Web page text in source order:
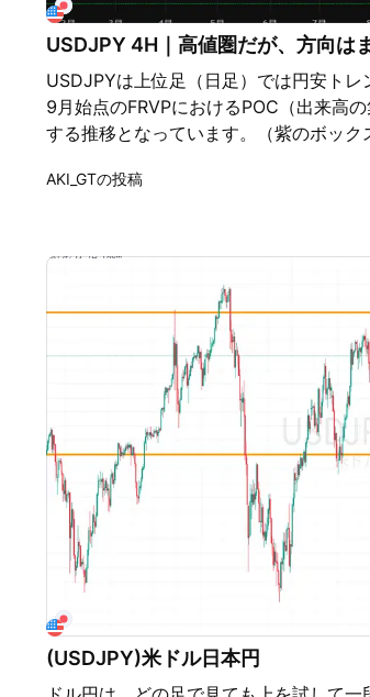
USDJPY 4H｜高値圏だが、方向は
USDJPYは上位足（日足）では円安トレ
9月始点のFRVPにおけるPOC（出来高
する推移となっています。（紫のボッ
VWAP（中期・短期）からの乖離は限
階と考えています。 本日1月9日は、米
反応を引き続き観察していきたいところ
AKI_GTの投稿
(USDJPY)米ドル日本円